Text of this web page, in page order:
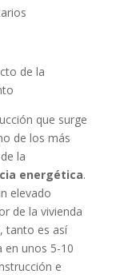
que surge
de los más
la
energética.
elevado
de la vivienda
tanto es así
en unos 5-10
e